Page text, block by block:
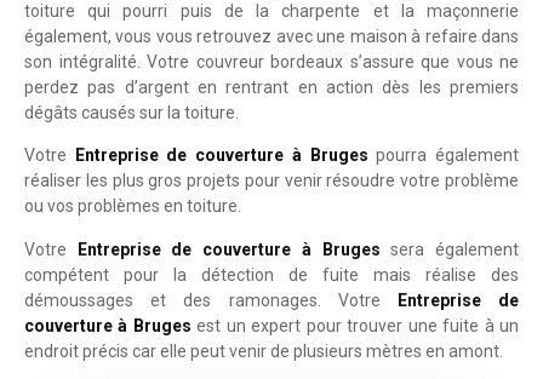
toiture qui pourri puis de la charpente et la maçonnerie
également, vous vous retrouvez avec une maison à refaire dans
son intégralité. Votre couvreur bordeaux s’assure que vous ne
perdez pas d’argent en rentrant en action dès les premiers
dégâts causés sur la toiture.
Votre Entreprise de couverture à Bruges pourra également
réaliser les plus gros projets pour venir résoudre votre problème
ou vos problèmes en toiture.
Votre Entreprise de couverture à Bruges sera également
compétent pour la détection de fuite mais réalise des
démoussages et des ramonages. Votre
Entreprise de
couverture à Bruges est un expert pour trouver une fuite à un
endroit précis car elle peut venir de plusieurs mètres en amont.